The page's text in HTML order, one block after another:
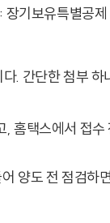
기보유특별공
. 간단한 첨부
홈택스에서 접
양도 전 점검하